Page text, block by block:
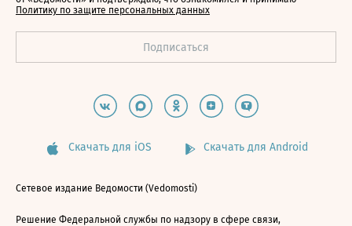
Политику по защите персональных данных
Скачать для iOS Скачать для Android
Сетевое издание Ведомости (Vedomosti)
Решение Федеральной службы по надзору в сфере связи,